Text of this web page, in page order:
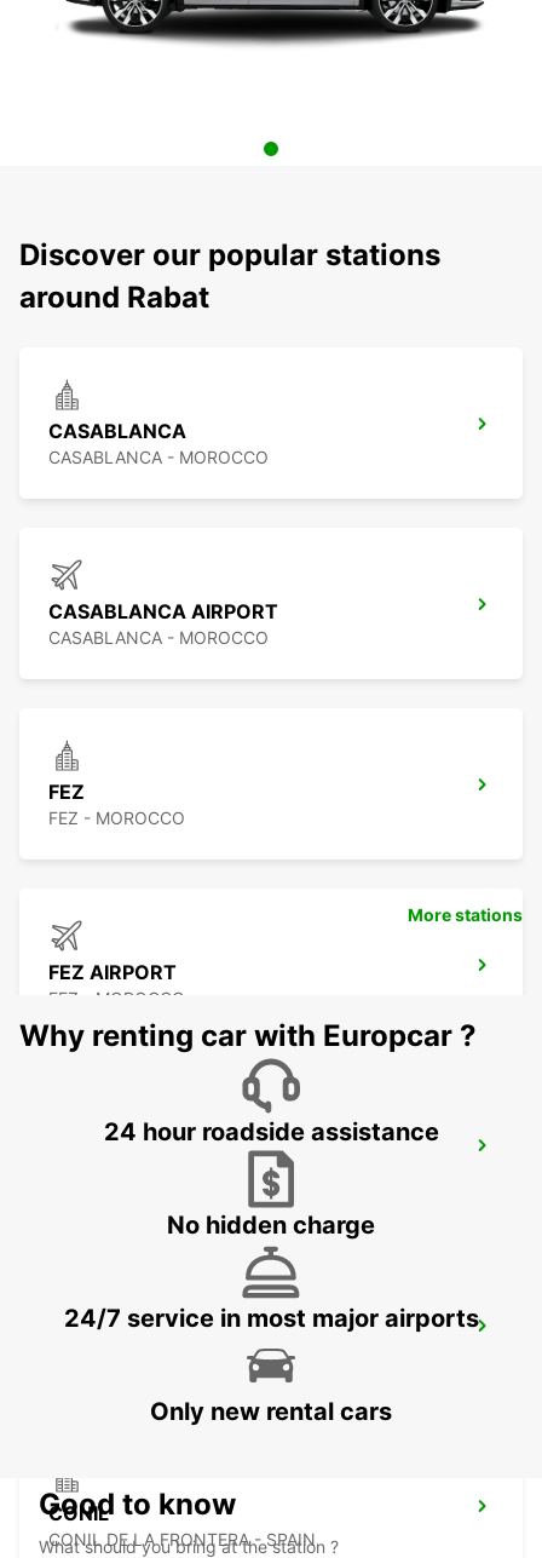
Discover our popular stations
around Rabat
CASABLANCA
CASABLANCA - MOROCCO
CASABLANCA AIRPORT
CASABLANCA - MOROCCO
FEZ
FEZ - MOROCCO
FEZ AIRPORT
FEZ - MOROCCO
TANGIER IBN BATOUTA AIRPORT
CONIL
CONIL DE LA FRONTERA - SPAIN
More stations
Why renting car with Europcar ?
24 hour roadside assistance
No hidden charge
24/7 service in most major airports
Only new rental cars
Good to know
What should you bring at the station ?